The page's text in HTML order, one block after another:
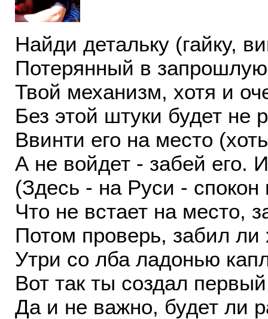
Найди детальку (гайку,
Потерянный в запрошлую
Твой механизм, хотя и
Без этой штуки будет не
Ввинти его на место
А не войдет - забей его.
(Здесь - на Руси - спокон
Что не встает на место,
Потом проверь, забил
Утри со лба ладонью
Вот так ты создал
Да и не важно, будет ли